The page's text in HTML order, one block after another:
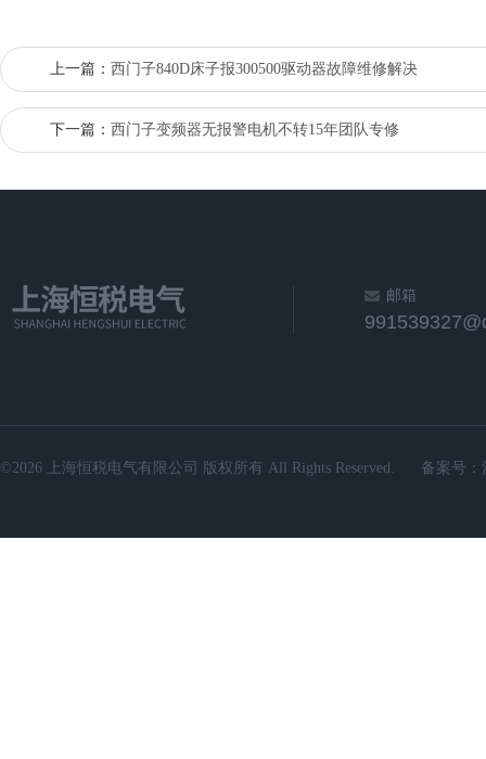
上一篇： 西门子840D床子报300500驱动器故障维修解决
下一篇： 西门子变频器无报警电机不转15年团队专修
邮箱
©2026 上海恒税电气有限公司 版权所有 All Rights Reserved. 备案号：